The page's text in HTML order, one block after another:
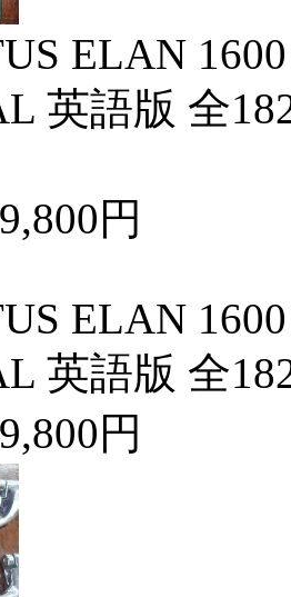
ELAN
英語版 全
円
ELAN
英語版 全
円